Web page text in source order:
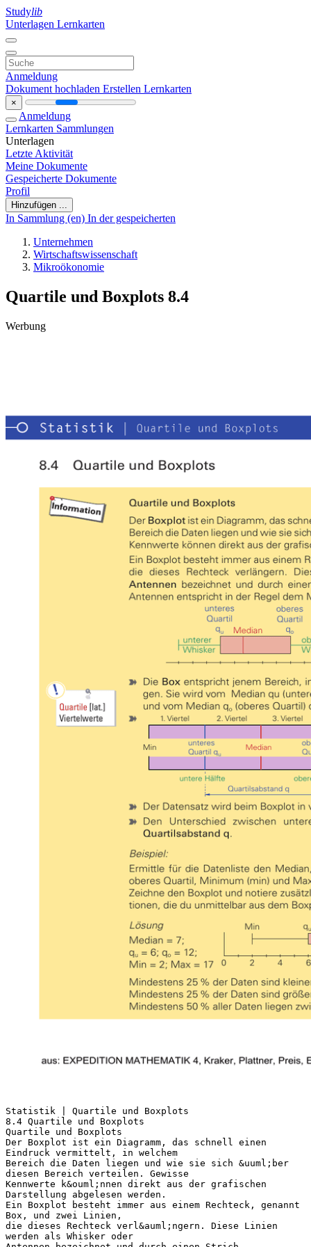
Studylib
Unterlagen Lernkarten
Anmeldung
Dokument hochladen Erstellen Lernkarten
×
Anmeldung
Lernkarten Sammlungen
Unterlagen
Letzte Aktivität
Meine Dokumente
Gespeicherte Dokumente
Profil
Hinzufügen ...
In Sammlung (en) In der gespeicherten
Unternehmen
Wirtschaftswissenschaft
Mikroökonomie
Quartile und Boxplots 8.4
Werbung
Statistik | Quartile und Boxplots
8.4 Quartile und Boxplots
Quartile und Boxplots
Der Boxplot ist ein Diagramm, das schnell einen
Eindruck vermittelt, in welchem
Bereich die Daten liegen und wie sie sich &uuml;ber
diesen Bereich verteilen. Gewisse
Kennwerte k&ouml;nnen direkt aus der grafischen
Darstellung abgelesen werden.
Ein Boxplot besteht immer aus einem Rechteck, genannt
Box, und zwei Linien,
die dieses Rechteck verl&auml;ngern. Diese Linien
werden als Whisker oder